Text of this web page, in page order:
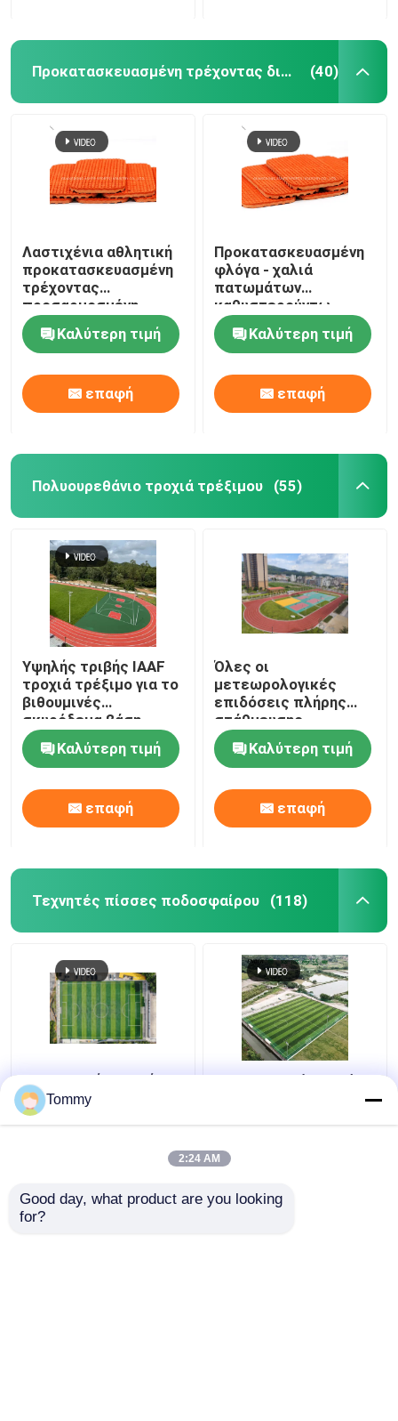
Προκατασκευασμένη τρέχοντας διαδρομή (40)
Λαστιχένια αθλητική
προκατασκευασμένη
τρέχοντας
προσαρμοσμένη
διαδρομή φλόγα -
καθυστερών
Καλύτερη τιμή
επαφή
Προκατασκευασμένη
φλόγα - χαλιά
πατωμάτων
καθυστερούντω,
υπαίθρια χρήση
διαδρόμων
επιφανειών
διαδρομής
Καλύτερη τιμή
επαφή
Πολυουρεθάνιο τροχιά τρέξιμου (55)
Υψηλής τριβής IAAF
τροχιά τρέξιμο για το
βιθουμινές
σκυρόδεμα βάση
ελεύθερο δείγμα
Καλύτερη τιμή
επαφή
Όλες οι
μετεωρολογικές
επιδόσεις πλήρης
στάθμευσης
πλαστικού
πολυουρεθάνου με
υψηλή τριβή
Καλύτερη τιμή
επαφή
Τεχνητές πίσσες ποδοσφαίρου (118)
Εξαιρετική αντοχή
στις καιρικές
συνθήκες Τεχνητό
Πιστοποιημένα από
Tommy
2:24 AM
Good day, what product are you looking
for?